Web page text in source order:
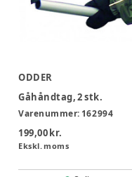
ODDER
Gåhåndtag, 2 stk.
Varenummer: 162994
199,00 kr.
Ekskl. moms